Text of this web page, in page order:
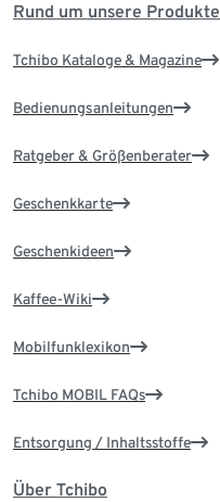
Rund um unsere Produkte
Tchibo Kataloge & Magazine
Bedienungsanleitungen
Ratgeber & Größenberater
Geschenkkarte
Geschenkideen
Kaffee-Wiki
Mobilfunklexikon
Tchibo MOBIL FAQs
Entsorgung / Inhaltsstoffe
Über Tchibo